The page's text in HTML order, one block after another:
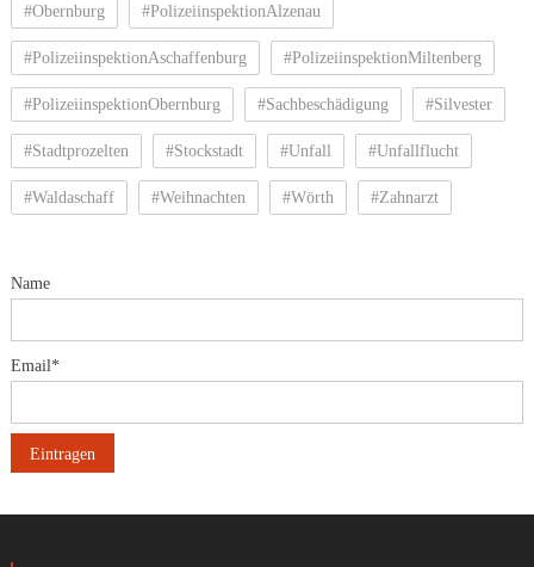
#Obernburg #PolizeiinspektionAlzenau
#PolizeiinspektionAschaffenburg #PolizeiinspektionMiltenberg
#PolizeiinspektionObernburg #Sachbeschädigung #Silvester
#Stadtprozelten #Stockstadt #Unfall #Unfallflucht
#Waldaschaff #Weihnachten #Wörth #Zahnarzt
Name
Email*